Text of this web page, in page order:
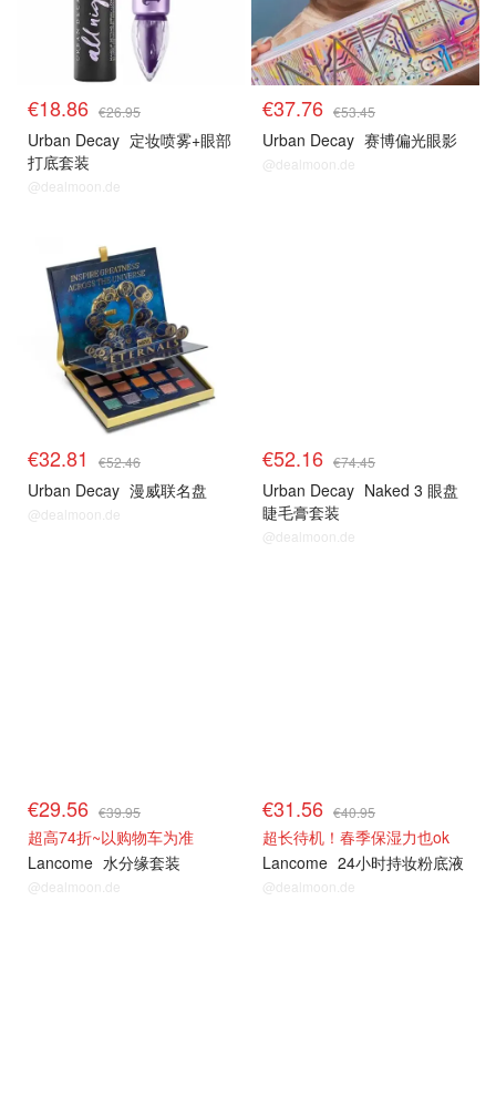
€18.86 €26.95
Urban Decay 定妆喷雾+眼部
打底套装
@dealmoon.de
€37.76 €53.45
Urban Decay 赛博偏光眼影
@dealmoon.de
€32.81 €52.46
Urban Decay 漫威联名盘
@dealmoon.de
€52.16 €74.45
Urban Decay Naked 3 眼盘
睫毛膏套装
@dealmoon.de
€29.56 €39.95
超高74折~以购物车为准
Lancome 水分缘套装
@dealmoon.de
€31.56 €40.95
超长待机！春季保湿力也ok
Lancome 24小时持妆粉底液
@dealmoon.de